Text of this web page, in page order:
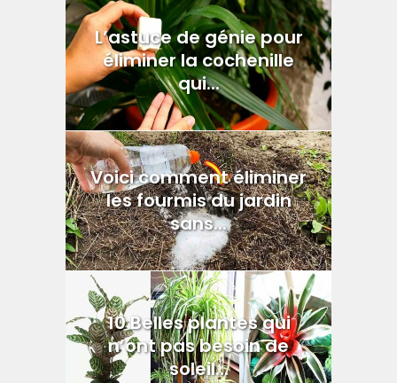
L’astuce de génie pour
éliminer la cochenille
qui...
Voici comment éliminer
les fourmis du jardin
sans...
10 Belles plantes qui
n’ont pas besoin de
soleil...